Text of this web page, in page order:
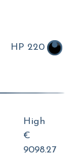
HP 220
High
€
9098.27